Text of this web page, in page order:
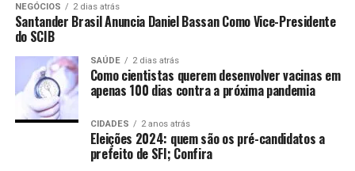
ANÚNCIO
NEGÓCIOS 2 dias atrás
Santander Brasil Anuncia Daniel Bassan Como Vice-Presidente
do SCIB
SAÚDE 2 dias atrás
Como cientistas querem desenvolver vacinas em
apenas 100 dias contra a próxima pandemia
CIDADES 2 anos atrás
Eleições 2024: quem são os pré-candidatos a
prefeito de SFI; Confira